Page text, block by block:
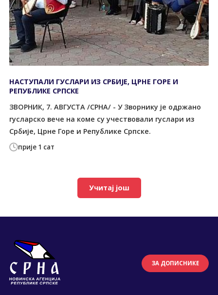
прије 1 сат
НАСТУПАЛИ ГУСЛАРИ ИЗ СРБИЈЕ, ЦРНЕ ГОРЕ И
РЕПУБЛИКЕ СРПСКЕ
ЗВОРНИК, 7. АВГУСТА /СРНА/ - У Зворнику је одржано
гусларско вече на коме су учествовали гуслари из
Србије, Црне Горе и Републике Српске.
Учитај још
ЗА ДОПИСНИКЕ